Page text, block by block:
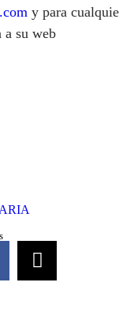
y para
a su web